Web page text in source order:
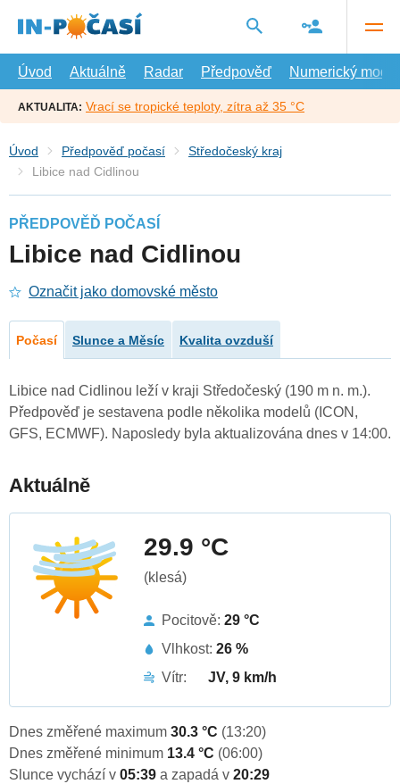
hlavní
Úvod
Aktuálně Radar Předpověď Numerický model
AKTUALITA: Vrací se tropické teploty, zítra až 35 °C
Úvod Předpověď počasí
Středočeský kraj
Libice nad Cidlinou
PŘEDPOVĚĎ POČASÍ
Libice nad Cidlinou
Označit jako domovské město
Počasí Slunce a Měsíc Kvalita ovzduší
Libice nad Cidlinou leží v kraji Středočeský (190 m n. m.).
Předpověď je sestavena podle několika modelů (ICON,
GFS, ECMWF). Naposledy byla aktualizována dnes v 14:00.
Aktuálně
29.9 °C
(klesá)
Pocitově: 29 °C
Vlhkost: 26 %
Vítr:
JV, 9 km/h
Dnes změřené maximum 30.3 °C (13:20)
Dnes změřené minimum 13.4 °C (06:00)
Slunce vychází v 05:39 a zapadá v 20:29